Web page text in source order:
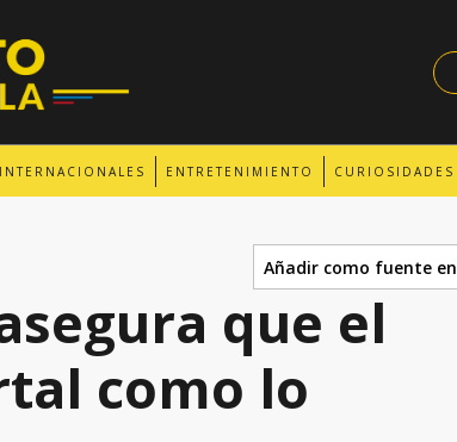
INTERNACIONALES ENTRETENIMIENTO CURIOSIDADES
Añadir como fuente en
que el
como lo